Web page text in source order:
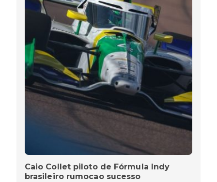
Caio Collet piloto de Fórmula Indy
brasileiro rumocao sucesso